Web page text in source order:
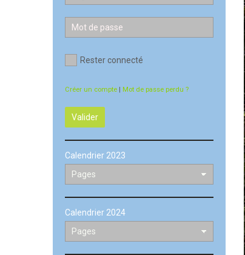
Rester connecté
Créer un compte | Mot de passe perdu ?
Valider
Calendrier 2023
Calendrier 2024